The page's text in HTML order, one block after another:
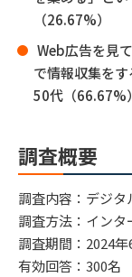
（26.67%）
Web広告を見
で情報収集を
50代（66.67%）
調査概要
調査内容：デジ
調査方法：インタ
調査期間：2024
有効回答：300名